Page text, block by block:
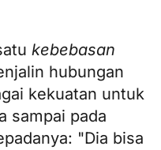
kebebasan
hubungan
kekuatan untuk
sampai pada
"Dia bisa